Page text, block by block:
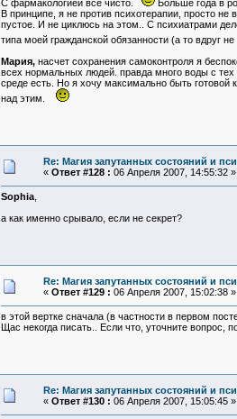
С фармакологией все чисто.
Больше года в
В принципе, я не против психотерапии, просто
пустое. И не циклюсь на этом.. С психиатрами
типа моей гражданской обязанности (а то вдруг
Мария,насчет сохранения самоконтроля я
всех нормальных людей. правда много воды с тех
среде есть. Но я хочу максимально быть
над этим.
Re: Магия запутанных состояний и
« Ответ #128 : 06 Апреля 2007, 14:55:32 »
Sophia,
а как именно срывало, если не секрет?
Re: Магия запутанных состояний и
« Ответ #129 : 06 Апреля 2007, 15:02:38 »
в этой вертке сначала (в частности в первом
Щас некогда писать.. Если что, уточните вопрос,
Re: Магия запутанных состояний и
« Ответ #130 : 06 Апреля 2007, 15:05:45 »